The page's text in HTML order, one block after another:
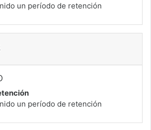
un período de retención
un período de retención